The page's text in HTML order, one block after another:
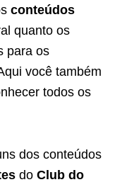
conteúdos
quanto os
para os
você também
todos os
dos conteúdos
do Club do